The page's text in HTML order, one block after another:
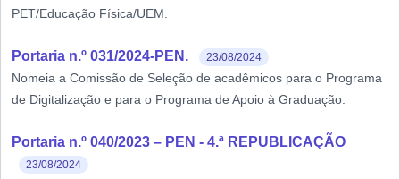
PET/Educação Física/UEM.
Portaria n.º 031/2024-PEN. 23/08/2024
Nomeia a Comissão de Seleção de acadêmicos para o Programa
de Digitalização e para o Programa de Apoio à Graduação.
Portaria n.º 040/2023 – PEN - 4.ª REPUBLICAÇÃO
23/08/2024